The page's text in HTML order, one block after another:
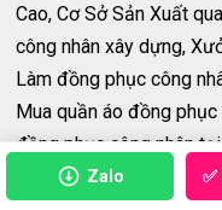
Cao, Cơ Sở Sản Xuất
công nhân xây dựng,
Làm đồng phục công
Mua quần áo đồng
đồng phục công nhân
Xem Thêm:https://
Zalo